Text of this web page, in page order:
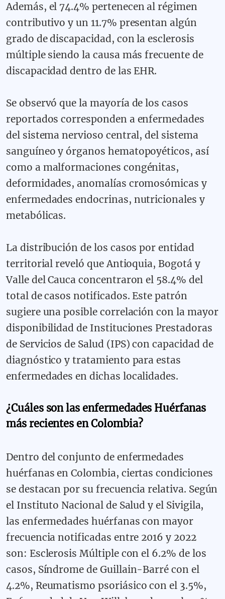
Además, el 74.4% pertenecen al régimen
contributivo y un 11.7% presentan algún
grado de discapacidad, con la esclerosis
múltiple siendo la causa más frecuente de
discapacidad dentro de las EHR.
Se observó que la mayoría de los casos
reportados corresponden a enfermedades
del sistema nervioso central, del sistema
sanguíneo y órganos hematopoyéticos, así
como a malformaciones congénitas,
deformidades, anomalías cromosómicas y
enfermedades endocrinas, nutricionales y
metabólicas.
La distribución de los casos por entidad
territorial reveló que Antioquia, Bogotá y
Valle del Cauca concentraron el 58.4% del
total de casos notificados. Este patrón
sugiere una posible correlación con la mayor
disponibilidad de Instituciones Prestadoras
de Servicios de Salud (IPS) con capacidad de
diagnóstico y tratamiento para estas
enfermedades en dichas localidades.
¿Cuáles son las enfermedades Huérfanas
más recientes en Colombia?
Dentro del conjunto de enfermedades
huérfanas en Colombia, ciertas condiciones
se destacan por su frecuencia relativa. Según
el Instituto Nacional de Salud y el Sivigila,
las enfermedades huérfanas con mayor
frecuencia notificadas entre 2016 y 2022
son: Esclerosis Múltiple con el 6.2% de los
casos, Síndrome de Guillain-Barré con el
4.2%, Reumatismo psoriásico con el 3.5%,